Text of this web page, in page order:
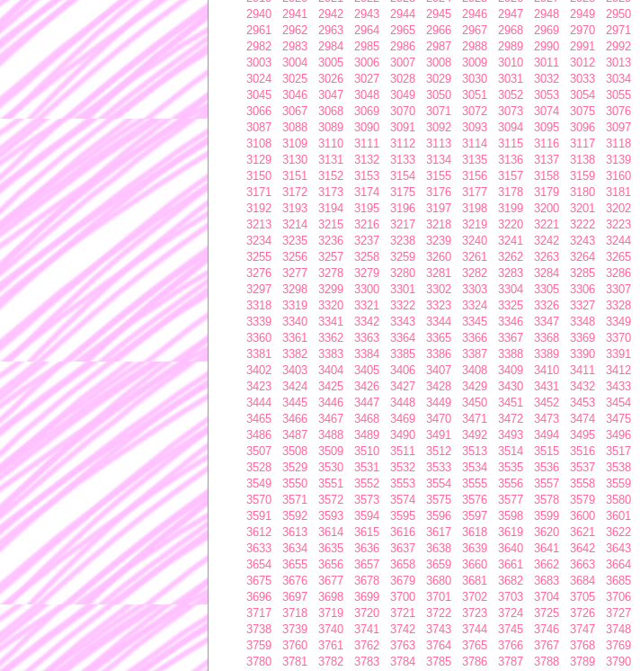
2940
2941 2942 2943 2944 2945 2946 2947 2948 2949 2950
2961
2962 2963 2964 2965 2966 2967 2968 2969 2970 2971
2982
2983 2984 2985 2986 2987 2988 2989 2990 2991 2992
3003
3004 3005 3006 3007 3008 3009 3010 3011 3012 3013
3024
3025 3026 3027 3028 3029 3030 3031 3032 3033 3034
3045
3046 3047 3048 3049 3050 3051 3052 3053 3054 3055
3066
3067 3068 3069 3070 3071 3072 3073 3074 3075 3076
3087
3088 3089 3090 3091 3092 3093 3094 3095 3096 3097
3108
3109 3110 3111 3112 3113 3114 3115 3116 3117 3118
3129
3130 3131 3132 3133 3134 3135 3136 3137 3138 3139
3150
3151 3152 3153 3154 3155 3156 3157 3158 3159 3160
3171
3172 3173 3174 3175 3176 3177 3178 3179 3180 3181
3192
3193 3194 3195 3196 3197 3198 3199 3200 3201 3202
3213
3214 3215 3216 3217 3218 3219 3220 3221 3222 3223
3234
3235 3236 3237 3238 3239 3240 3241 3242 3243 3244
3255
3256 3257 3258 3259 3260 3261 3262 3263 3264 3265
3276
3277 3278 3279 3280 3281 3282 3283 3284 3285 3286
3297
3298 3299 3300 3301 3302 3303 3304 3305 3306 3307
3318
3319 3320 3321 3322 3323 3324 3325 3326 3327 3328
3339
3340 3341 3342 3343 3344 3345 3346 3347 3348 3349
3360
3361 3362 3363 3364 3365 3366 3367 3368 3369 3370
3381
3382 3383 3384 3385 3386 3387 3388 3389 3390 3391
3402
3403 3404 3405 3406 3407 3408 3409 3410 3411 3412
3423
3424 3425 3426 3427 3428 3429 3430 3431 3432 3433
3444
3445 3446 3447 3448 3449 3450 3451 3452 3453 3454
3465
3466 3467 3468 3469 3470 3471 3472 3473 3474 3475
3486
3487 3488 3489 3490 3491 3492 3493 3494 3495 3496
3507
3508 3509 3510 3511 3512 3513 3514 3515 3516 3517
3528
3529 3530 3531 3532 3533 3534 3535 3536 3537 3538
3549
3550 3551 3552 3553 3554 3555 3556 3557 3558 3559
3570
3571 3572 3573 3574 3575 3576 3577 3578 3579 3580
3591
3592 3593 3594 3595 3596 3597 3598 3599 3600 3601
3612
3613 3614 3615 3616 3617 3618 3619 3620 3621 3622
3633
3634 3635 3636 3637 3638 3639 3640 3641 3642 3643
3654
3655 3656 3657 3658 3659 3660 3661 3662 3663 3664
3675
3676 3677 3678 3679 3680 3681 3682 3683 3684 3685
3696
3697 3698 3699 3700 3701 3702 3703 3704 3705 3706
3717
3718 3719 3720 3721 3722 3723 3724 3725 3726 3727
3738
3739 3740 3741 3742 3743 3744 3745 3746 3747 3748
3759
3760 3761 3762 3763 3764 3765 3766 3767 3768 3769
3780
3781 3782 3783 3784 3785 3786 3787 3788 3789 3790